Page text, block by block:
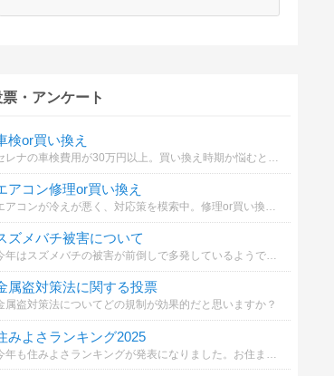
・アンケート
検or買い換え
セレナの車検費用が30万円以上。買い換え時期か悩むとき。
アコン修理or買い換え
エアコンが冷えが悪く、対応策を模索中。修理or買い換えかで悩んでいます。どちらが妥当でしょうか？
ズメバチ被害について
今年はスズメバチの被害が前倒しで多発しているようです。あなたはどの対策を取りますか？
属盗対策法に関する投票
属盗対策法についてどの規制が効果的だと思いますか？
みよさランキング2025